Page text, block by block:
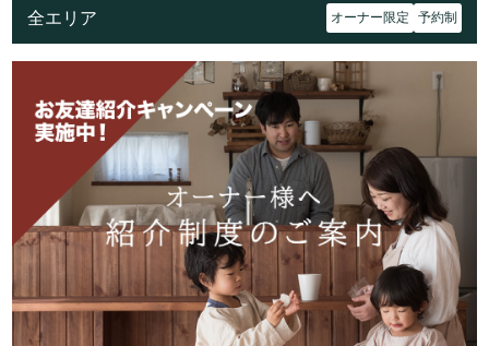
全エリア オーナー限定 予約制